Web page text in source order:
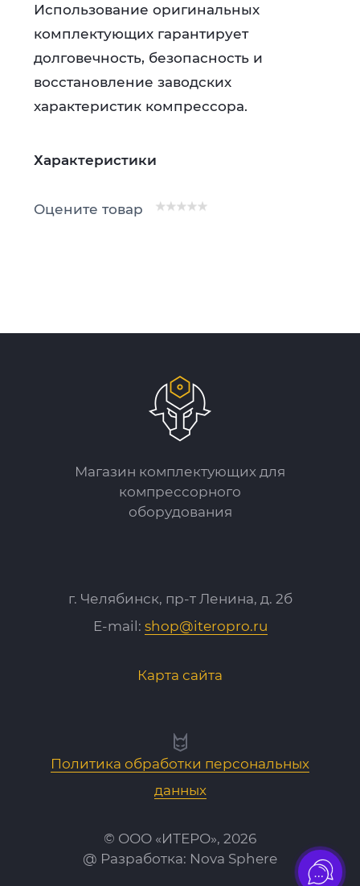
Использование оригинальных
комплектующих гарантирует
долговечность, безопасность и
восстановление заводских
характеристик компрессора.
Характеристики
Оцените товар
Магазин комплектующих для
компрессорного
оборудования
г. Челябинск, пр-т Ленина, д. 2б
E-mail: shop@iteropro.ru
Карта сайта
© ООО «ИТЕРО», 2026
@ Разработка: Nova Sphere
Политика обработки персональных
данных